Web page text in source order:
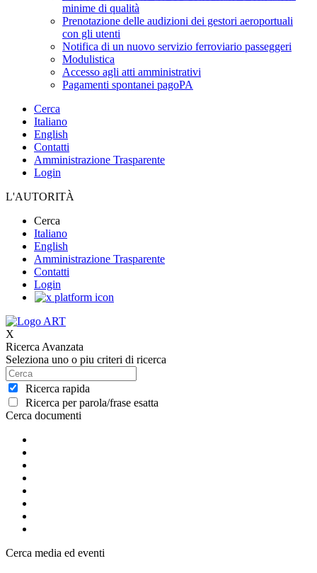
minime di qualità
Prenotazione delle audizioni dei gestori aeroportuali
con gli utenti
Notifica di un nuovo servizio ferroviario passeggeri
Modulistica
Accesso agli atti amministrativi
Pagamenti spontanei pagoPA
Cerca
Italiano
English
Contatti
Amministrazione Trasparente
Login
L'AUTORITÀ
Cerca
Italiano
English
Amministrazione Trasparente
Contatti
Login
X
Ricerca Avanzata
Seleziona uno o piu criteri di ricerca
Ricerca rapida
Ricerca per parola/frase esatta
Cerca documenti
Cerca media ed eventi